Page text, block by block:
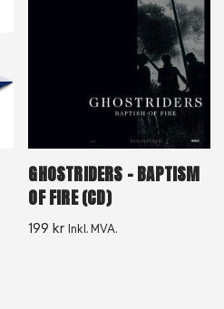
GHOSTRIDERS – BAPTISM
OF FIRE (CD)
199kr Inkl. MVA.